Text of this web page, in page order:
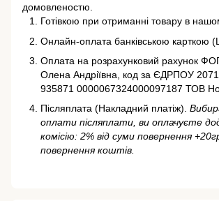
домовленостю.
Готівкою при отриманні товару в
Онлайн-оплата банківською карткою
Оплата на розрахунковий рахунок
Олена Андріївна, код за ЄДРПОУ
935871 0000067324000097187 ТОВ
Післяплата (Накладний платіж).
оплати післяплати, ви оплачуєте
комісію: 2% від суми повернення
повернення коштів.